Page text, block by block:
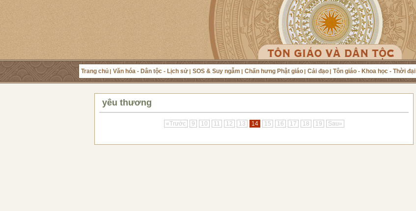
Trang chủ Văn hóa - Dân tộc - Lịch sử SOS & Suy ngẫm Chấn hưng Phật giáo Cải đạo Tôn giáo - Khoa học - Thời đại
yêu thương
«Trước 9 10 11 12 13 14 15 16 17 18 19 Sau»